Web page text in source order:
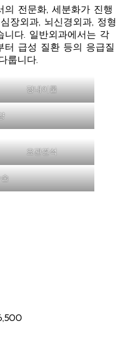
의 전문화, 세분화가 진행
장외과, 뇌신경외과, 정형
니다. 일반외과에서는 각
터 급성 질환 등의 응급질
룹니다.
장내이물
요관결석